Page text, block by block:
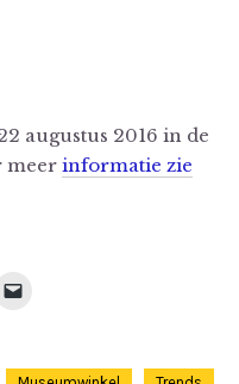
augustus 2016 in de
meer informatie zie